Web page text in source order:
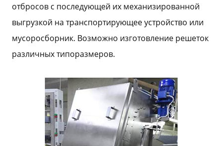
отбросов с последующей их механизированной
выгрузкой на транспортирующее устройство или
мусоросборник. Возможно изготовление решеток
различных типоразмеров.